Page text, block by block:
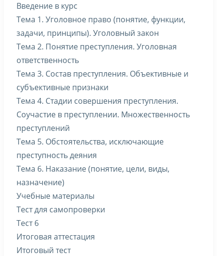
Введение в курс
Тема 1. Уголовное право (понятие, функции,
задачи, принципы). Уголовный закон
Тема 2. Понятие преступления. Уголовная
ответственность
Тема 3. Состав преступления. Объективные и
субъективные признаки
Тема 4. Стадии совершения преступления.
Соучастие в преступлении. Множественность
преступлений
Тема 5. Обстоятельства, исключающие
преступность деяния
Тема 6. Наказание (понятие, цели, виды,
назначение)
Учебные материалы
Тест для самопроверки
Тест 6
Итоговая аттестация
Итоговый тест